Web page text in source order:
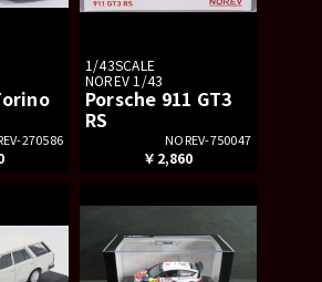
270586
1/43SCALE
NOREV 1/43
Porsche 911 GT3
RS
NOREV-750047
￥2,860